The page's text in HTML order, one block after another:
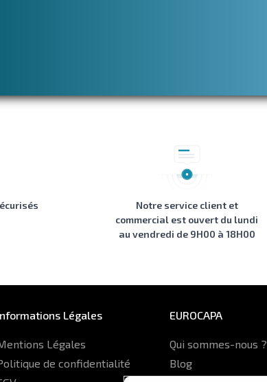
Notre service client et
commercial est ouvert du lundi
au vendredi de 9H00 à 18H00
Légales
Légales
de confidentialité
EUROCAPA
Qui sommes-nous ?
Blog